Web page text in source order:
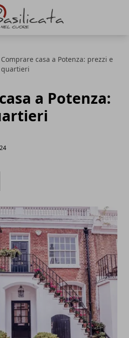
Comprare casa a Potenza: prezzi e
quartieri
a Potenza: